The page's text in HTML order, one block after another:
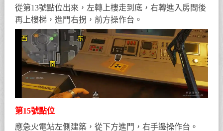
從第13號點位出來，左轉上樓走到底，右轉進入房間後
再上樓梯，進門右拐，前方操作台。
第15號點位
應急火電站左側建築，從下方進門，右手邊操作台。